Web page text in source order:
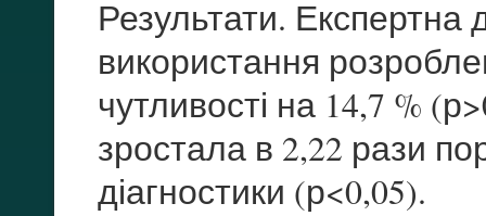
Результати. Експертна
використання
чутливості на 14,7 %
зростала в 2,22 рази
діагностики (р<0,05).